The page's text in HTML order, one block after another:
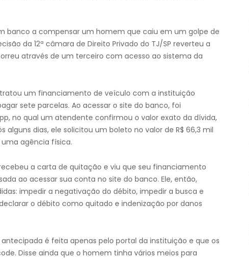
banco a compensar um homem que caiu em um golpe de
da 12ª câmara de Direito Privado do TJ/SP reverteu a
através de um terceiro com acesso ao sistema da
um financiamento de veículo com a instituição
sete parcelas. Ao acessar o site do banco, foi
no qual um atendente confirmou o valor exato da dívida,
alguns dias, ele solicitou um boleto no valor de R$ 66,3 mil
agência física.
a carta de quitação e viu que seu financiamento
ao acessar sua conta no site do banco. Ele, então,
impedir a negativação do débito, impedir a busca e
o débito como quitado e indenização por danos
é feita apenas pelo portal da instituição e que os
Disse ainda que o homem tinha vários meios para